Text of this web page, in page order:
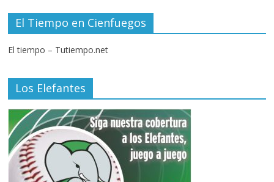
El Tiempo en Cienfuegos
El tiempo – Tutiempo.net
Los Elefantes